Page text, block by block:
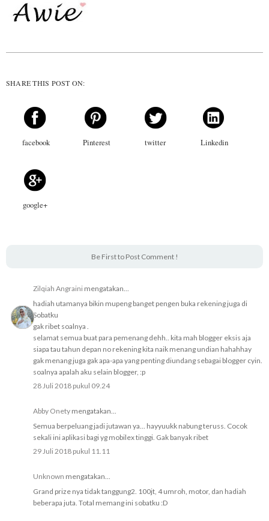
SHARE THIS POST ON:
facebook Pinterest twitter Linkedin
google+
Be First to Post Comment !
Zilqiah Angraini mengatakan...
hadiah utamanya bikin mupeng banget pengen buka rekening juga di
Sobatku
gak ribet soalnya .
selamat semua buat para pemenang dehh.. kita mah blogger eksis aja
siapa tau tahun depan no rekening kita naik menang undian hahahhay
gak menang juga gak apa-apa yang penting diundang sebagai blogger cyin.
soalnya apalah aku selain blogger, :p
28 Juli 2018 pukul 09.24
Abby Onety mengatakan...
Semua berpeluang jadi jutawan ya... hayyuukk nabung teruss. Cocok
sekali ini aplikasi bagi yg mobilex tinggi. Gak banyak ribet
29 Juli 2018 pukul 11.11
Unknown mengatakan...
Grand prize nya tidak tanggung2. 100jt, 4 umroh, motor, dan hadiah
beberapa juta. Total memang ini sobatku :D